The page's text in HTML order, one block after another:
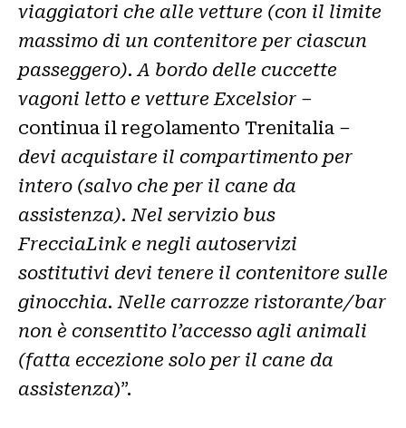
viaggiatori che alle vetture (con il limite
massimo di un contenitore per ciascun
passeggero). A bordo delle cuccette
vagoni letto e vetture Excelsior –
continua il regolamento Trenitalia –
devi acquistare il compartimento per
intero (salvo che per il cane da
assistenza). Nel servizio bus
FrecciaLink e negli autoservizi
sostitutivi devi tenere il contenitore sulle
ginocchia. Nelle carrozze ristorante/bar
non è consentito l’accesso agli animali
(fatta eccezione solo per il cane da
assistenza)”.